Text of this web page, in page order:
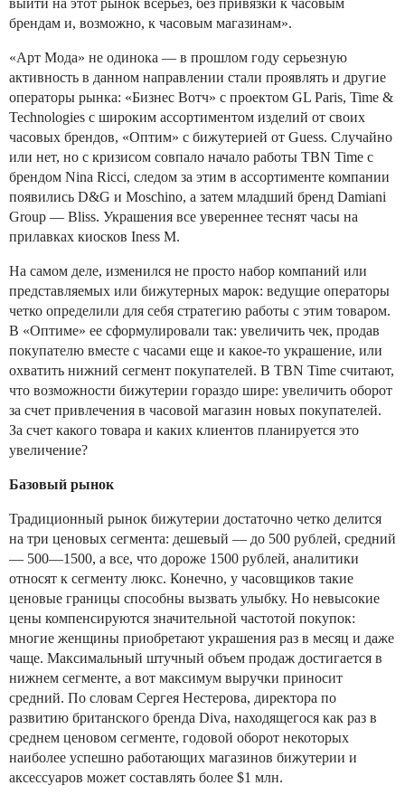
выйти на этот рынок всерьез, без привязки к часовым
брендам и, возможно, к часовым магазинам».
«Арт Мода» не одинока — в прошлом году серьезную
активность в данном направлении стали проявлять и другие
операторы рынка: «Бизнес Вотч» с проектом GL Paris, Time &
Technologies с широким ассортиментом изделий от своих
часовых брендов, «Оптим» с бижутерией от Guess. Случайно
или нет, но с кризисом совпало начало работы TBN Time с
брендом Nina Ricci, следом за этим в ассортименте компании
появились D&G и Moschino, а затем младший бренд Damiani
Group — Bliss. Украшения все увереннее теснят часы на
прилавках киосков Iness M.
На самом деле, изменился не просто набор компаний или
представляемых или бижутерных марок: ведущие операторы
четко определили для себя стратегию работы с этим товаром.
В «Оптиме» ее сформулировали так: увеличить чек, продав
покупателю вместе с часами еще и какое-то украшение, или
охватить нижний сегмент покупателей. В TBN Time считают,
что возможности бижутерии гораздо шире: увеличить оборот
за счет привлечения в часовой магазин новых покупателей.
За счет какого товара и каких клиентов планируется это
увеличение?
Базовый рынок
Традиционный рынок бижутерии достаточно четко делится
на три ценовых сегмента: дешевый — до 500 рублей, средний
— 500—1500, а все, что дороже 1500 рублей, аналитики
относят к сегменту люкс. Конечно, у часовщиков такие
ценовые границы способны вызвать улыбку. Но невысокие
цены компенсируются значительной частотой покупок:
многие женщины приобретают украшения раз в месяц и даже
чаще. Максимальный штучный объем продаж достигается в
нижнем сегменте, а вот максимум выручки приносит
средний. По словам Сергея Нестерова, директора по
развитию британского бренда Diva, находящегося как раз в
среднем ценовом сегменте, годовой оборот некоторых
наиболее успешно работающих магазинов бижутерии и
аксессуаров может составлять более $1 млн.